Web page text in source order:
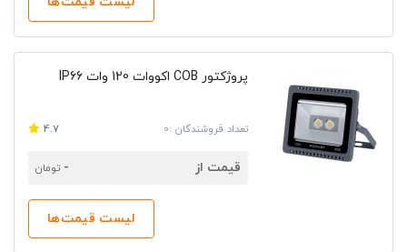
پروژکتور COB اکووات 120 وات IP66
تعداد فروشندگان :0 4.7
قیمت از - تومان
لیست قیمت‌ها